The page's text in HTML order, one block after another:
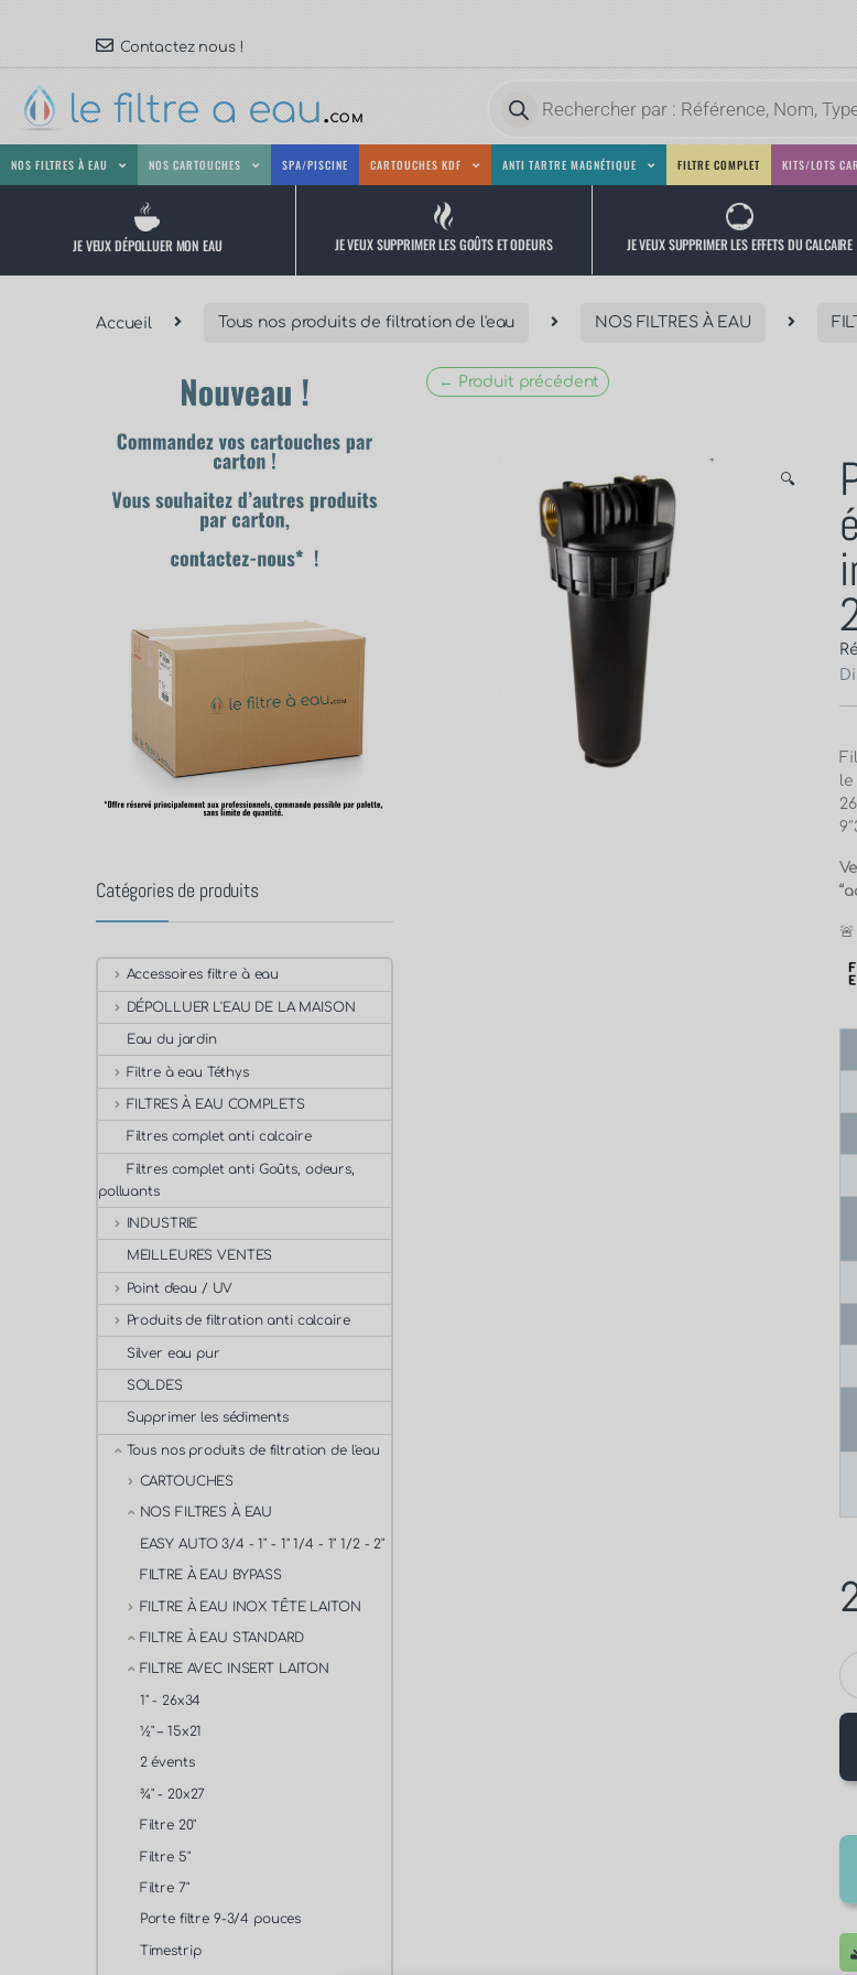
Contactez nous !
NOS FILTRES À EAU NOS CARTOUCHES SPA/PISCINE CARTOUCHES KDF ANTI TARTRE MAGNÉTIQUE FILTRE COMPLET KITS/LOTS
JE VEUX DÉPOLLUER MON EAU JE VEUX SUPPRIMER LES GOÛTS ET ODEURS JE VEUX SUPPRIMER LES EFFETS DU CALCAIRE
Accueil Tous nos produits de filtration de l'eau NOS FILTRES À EAU
← Produit précédent
🔍
le
Catégories de produits
Accessoires filtre à eau
DÉPOLLUER L'EAU DE LA MAISON
Eau du jardin
Filtre à eau Téthys
FILTRES À EAU COMPLETS
Filtres complet anti calcaire
Filtres complet anti Goûts, odeurs,
polluants
INDUSTRIE
MEILLEURES VENTES
Point d'eau / UV
Produits de filtration anti calcaire
Silver eau pur
SOLDES
Supprimer les sédiments
Tous nos produits de filtration de l'eau
CARTOUCHES
NOS FILTRES À EAU
EASY AUTO 3/4 - 1" - 1" 1/4 - 1" 1/2 - 2"
FILTRE À EAU BYPASS
FILTRE À EAU INOX TÊTE LAITON
FILTRE À EAU STANDARD
FILTRE AVEC INSERT LAITON
1" - 26x34
½" – 15x21
2 évents
¾" - 20x27
Filtre 20"
Filtre 5"
Filtre 7"
Porte filtre 9-3/4 pouces
Timestrip